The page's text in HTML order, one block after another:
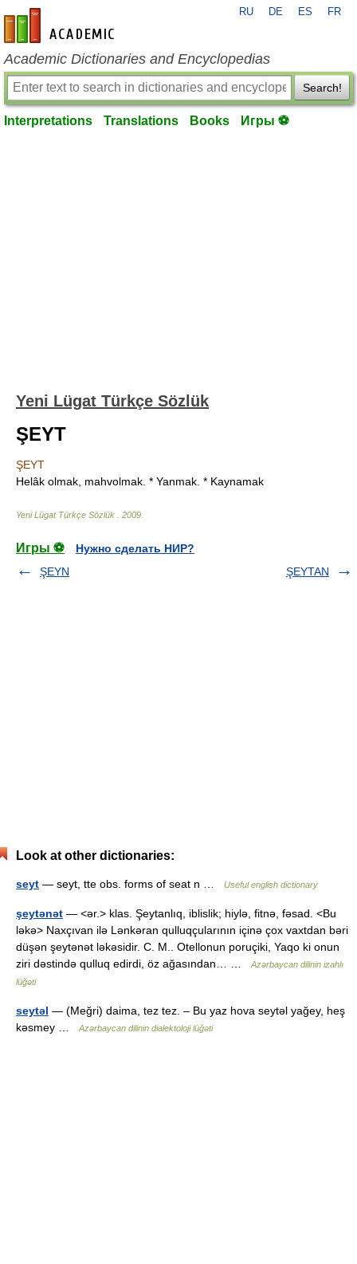
en-academic.com
RU DE ES FR
Academic Dictionaries and Encyclopedias
Search!
Interpretations Translations Books Игры ⚽
Yeni Lügat Türkçe Sözlük
ŞEYT
ŞEYT
Helâk olmak, mahvolmak. * Yanmak. * Kaynamak
Yeni Lügat Türkçe Sözlük 2009
Игры ⚽
Нужно сделать НИР?
ŞEYN
ŞEYTAN
Look at other dictionaries:
seyt — seyt, tte obs. forms of seat n … Useful english dictionary
şeytənət — <ər.> klas. Şeytanlıq, iblislik; hiylə, fitnə, fəsad. <Bu
ləkə> Naxçıvan ilə Lənkəran qulluqçularının içinə çox vaxtdan bəri
düşən şeytənət ləkəsidir. C. M.. Otellonun poruçiki, Yaqo ki onun
ziri dəstində qulluq edirdi, öz ağasından… …
Azərbaycan dilinin izahlı
lüğəti
seytəl — (Meğri) daima, tez tez. – Bu yaz hova seytəl yağey, heş
kəsmey …
Azərbaycan dilinin dialektoloji lüğəti